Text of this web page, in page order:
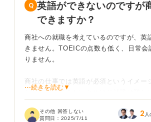
英語ができないのですが
できますか？
商社への就職を考えているのですが、英
きません。TOEICの点数も低く、日常会
りません。
商社の仕事では英語が必須というイメー
が、英語ができないとやはり就職は難し
るのでしょうか？
⋯続きを読む▼
その他 回答しない
質問日： 2025/7/11 2